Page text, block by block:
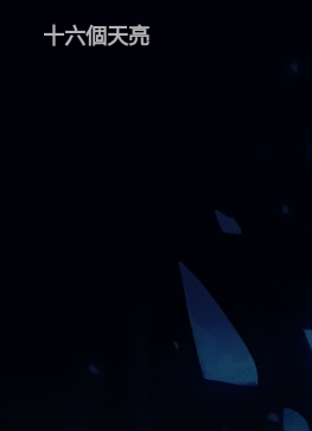
十六個天亮